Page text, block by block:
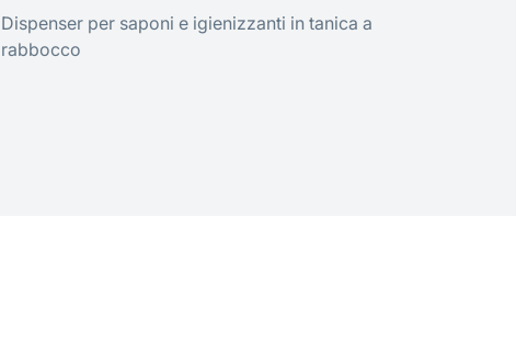
Dispenser per saponi e igienizzanti in tanica a
rabbocco